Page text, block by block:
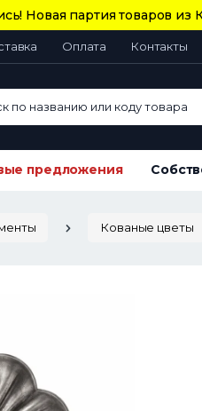
Новая партия товаров из
Оплата Контакты
названию или коду товара
предложения
Кованые цветы